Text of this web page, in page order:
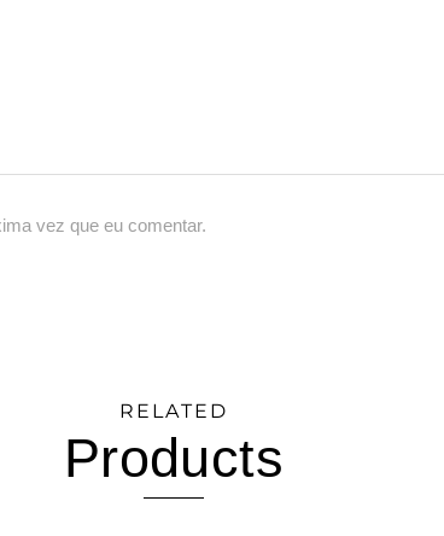
vez que eu comentar.
RELATED
Products